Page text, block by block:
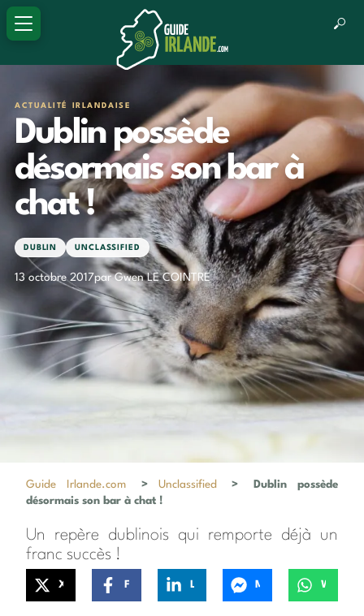
ACTUALITÉ IRLANDAISE
Dublin possède
désormais son bar à
chat !
DUBLIN UNCLASSIFIED
13 octobre 2017par Gwen LE COINTRE
Guide Irlande.com >Unclassified >
Dublin possède
désormais son bar à chat !
Un repère dublinois qui remporte déjà un
franc succès !